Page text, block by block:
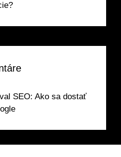
SEO: Ako sa dostať